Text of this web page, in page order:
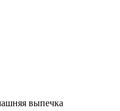
выпечка